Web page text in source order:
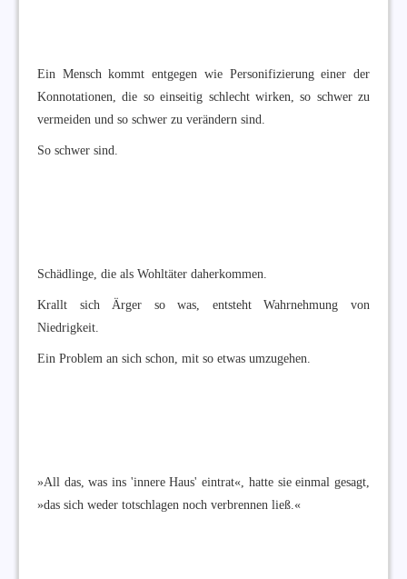
Ein Mensch kommt entgegen wie Personifizierung einer der
Konnotationen, die so einseitig schlecht wirken, so schwer zu
vermeiden und so schwer zu verändern sind.
So schwer sind.
Schädlinge, die als Wohltäter daherkommen.
Krallt sich Ärger so was, entsteht Wahrnehmung von
Niedrigkeit.
Ein Problem an sich schon, mit so etwas umzugehen.
»All das, was ins 'innere Haus' eintrat«, hatte sie einmal gesagt,
»das sich weder totschlagen noch verbrennen ließ.«